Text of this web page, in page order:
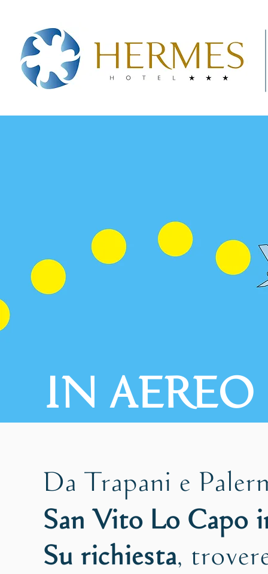
IN AEREO
Da Trapani e
San Vito Lo Capo
Su richiesta,